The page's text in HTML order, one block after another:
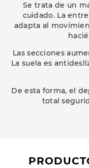
Se trata de un
cuidado. La
adapta al
Las secciones
La suela es
De esta forma, el
total